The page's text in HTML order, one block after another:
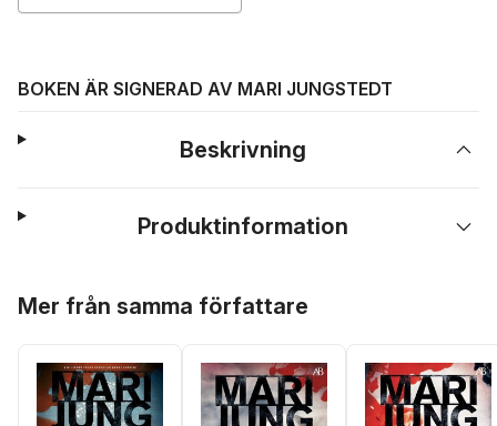
BOKEN ÄR SIGNERAD AV MARI JUNGSTEDT
Beskrivning
Produktinformation
Mer från samma författare